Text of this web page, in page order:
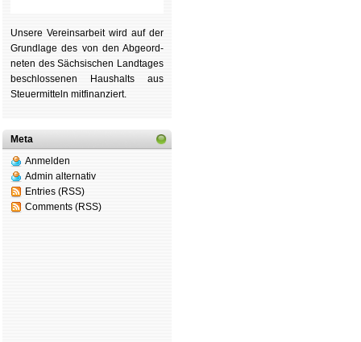
Unsere Ver­eins­ar­beit wird auf der
Grund­lage des von den Ab­ge­ord­
ne­ten des Säch­si­schen Land­tages
be­schlos­se­nen Haus­halts aus
Steu­er­mitteln mit­fi­nan­ziert.
Meta
Anmelden
Admin alternativ
Entries (RSS)
Comments (RSS)